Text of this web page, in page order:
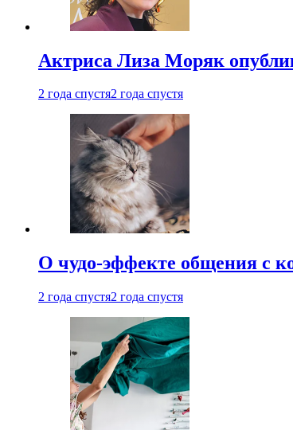
Актриса Лиза Моряк
2 года спустя2 года спустя
О чудо-эффекте общения с
2 года спустя2 года спустя